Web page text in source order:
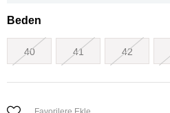
Beden
40 41 42